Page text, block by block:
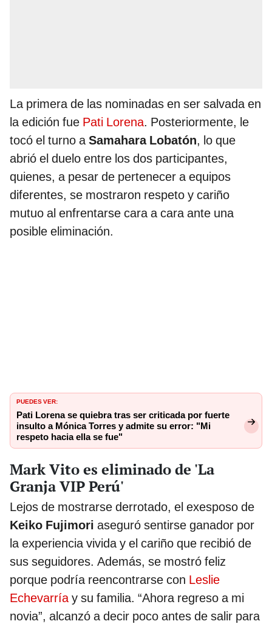
La primera de las nominadas en ser salvada en
la edición fue Pati Lorena. Posteriormente, le
tocó el turno aSamahara Lobatón, lo que
abrió el duelo entre los dos participantes,
quienes, a pesar de pertenecer a equipos
diferentes, se mostraron respeto y cariño
mutuo al enfrentarse cara a cara ante una
posible eliminación.
PUEDES VER:
Pati Lorena se quiebra tras ser criticada por fuerte
insulto a Mónica Torres y admite su error: "Mi
respeto hacia ella se fue"
Mark Vito es eliminado de 'La
Granja VIP Perú'
Lejos de mostrarse derrotado, el exesposo de
Keiko Fujimori aseguró sentirse ganador por
la experiencia vivida y el cariño que recibió de
sus seguidores. Además, se mostró feliz
porque podría reencontrarse con Leslie
Echevarríay su familia. “Ahora regreso a mi
novia”, alcanzó a decir poco antes de salir para